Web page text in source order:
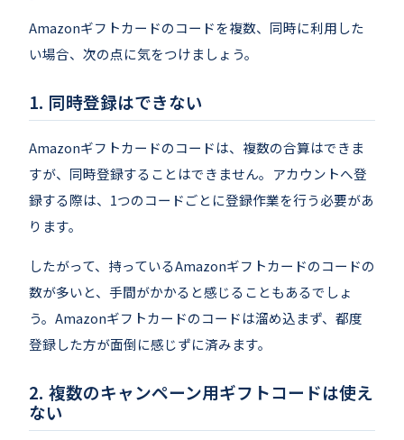
Amazonギフトカードのコードを複数、同時に利用した
い場合、次の点に気をつけましょう。
同時登録はできない
Amazonギフトカードのコードは、複数の合算はできま
すが、同時登録することはできません。アカウントへ登
録する際は、1つのコードごとに登録作業を行う必要があ
ります。
したがって、持っているAmazonギフトカードのコードの
数が多いと、手間がかかると感じることもあるでしょ
う。Amazonギフトカードのコードは溜め込まず、都度
登録した方が面倒に感じずに済みます。
複数のキャンペーン用ギフトコードは使え
ない